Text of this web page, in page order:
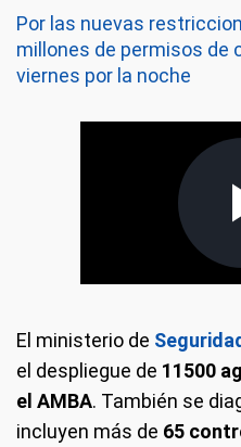
Por las nuevas
millones de permisos de
viernes por la noche
El ministerio de Seguridad
el despliegue de 11500
el AMBA. También se
incluyen más de 65